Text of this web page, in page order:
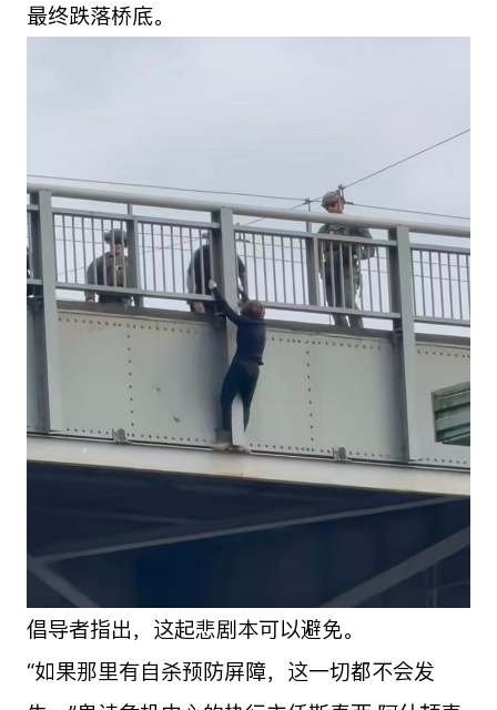
最终跌落桥底。
倡导者指出，这起悲剧本可以避免。
“如果那里有自杀预防屏障，这一切都不会发